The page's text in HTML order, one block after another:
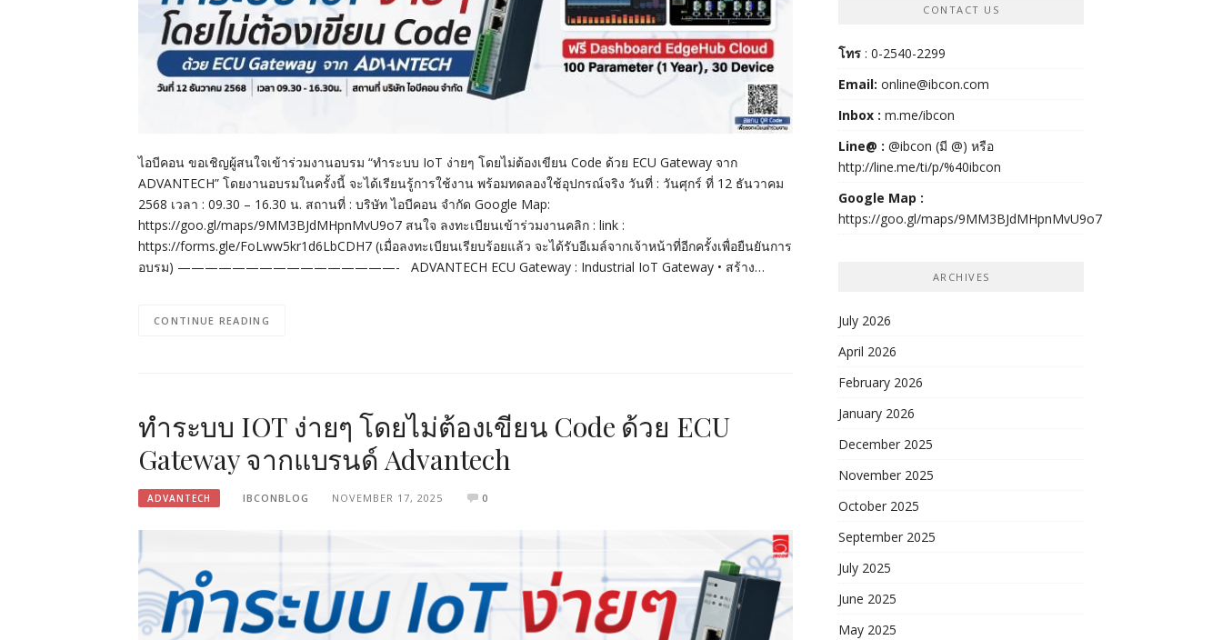
ไอบีคอน ขอเชิญผู้สนใจเข้าร่วมงานอบรม “ทำระบบ IoT ง่ายๆ โดยไม่ต้องเขียน Code ด้วย ECU Gateway จาก
ADVANTECH” โดยงานอบรมในครั้งนี้ จะได้เรียนรู้การใช้งาน พร้อมทดลองใช้อุปกรณ์จริง วันที่ : วันศุกร์ ที่ 12 ธันวาคม
2568 เวลา : 09.30 – 16.30 น. สถานที่ : บริษัท ไอบีคอน จำกัด Google Map:
https://goo.gl/maps/9MM3BJdMHpnMvU9o7 สนใจ ลงทะเบียนเข้าร่วมงานคลิก : link :
https://forms.gle/FoLww5kr1d6LbCDH7 (เมื่อลงทะเบียนเรียบร้อยแล้ว จะได้รับอีเมล์จากเจ้าหน้าที่อีกครั้งเพื่อยืนยันการ
อบรม) ————————————————- ADVANTECH ECU Gateway : Industrial IoT Gateway • สร้าง…
CONTINUE READING
ทำระบบ IOT ง่ายๆ โดยไม่ต้องเขียน Code ด้วย ECU
Gateway จากแบรนด์ Advantech
ADVANTECH IBCONBLOG NOVEMBER 17, 2025 0
CONTACT US
โทร : 0-2540-2299
Email: online@ibcon.com
Inbox : m.me/ibcon
Line@ : @ibcon (มี @) หรือ
http://line.me/ti/p/%40ibcon
Google Map :
https://goo.gl/maps/9MM3BJdMHpnMvU9o7
ARCHIVES
July 2026
April 2026
February 2026
January 2026
December 2025
November 2025
October 2025
September 2025
July 2025
June 2025
May 2025